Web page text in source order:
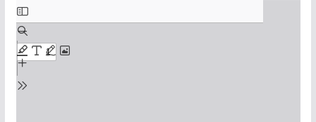
S
k
i
p
t